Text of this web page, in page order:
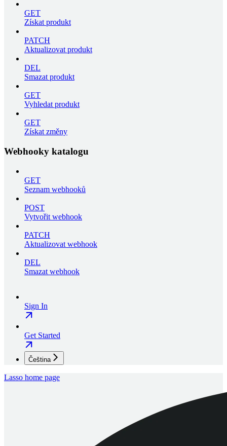
GET
Získat produkt
PATCH
Aktualizovat produkt
DEL
Smazat produkt
GET
Vyhledat produkt
GET
Získat změny
Webhooky katalogu
GET
Seznam webhooků
POST
Vytvořit webhook
PATCH
Aktualizovat webhook
DEL
Smazat webhook
Sign In
Get Started
Čeština
Lasso home page